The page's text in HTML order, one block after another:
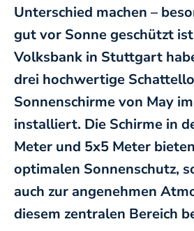
Sonnenschirme
Sonnensegel
Terrassendach
Unterschied machen –
gut vor Sonne geschützt
Volksbank in Stuttgart
drei hochwertige Schattello
Sonnenschirme von May
installiert. Die Schirme in
Meter und 5x5 Meter
optimalen Sonnenschutz,
auch zur angenehmen
diesem zentralen Bereich